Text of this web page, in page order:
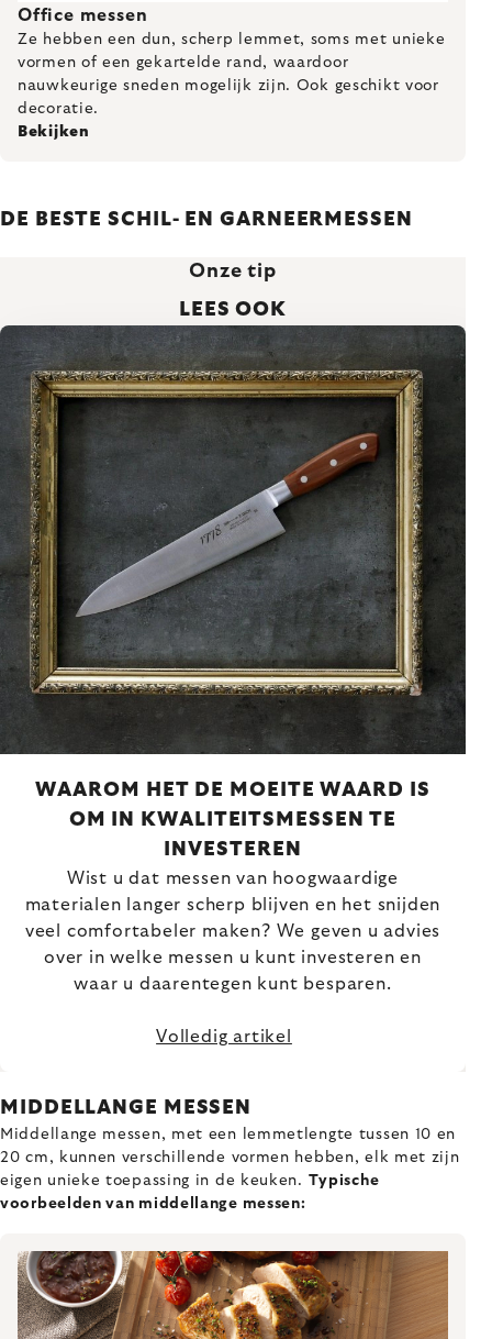
Office messen
Ze hebben een dun, scherp lemmet, soms met unieke
vormen of een gekartelde rand, waardoor
nauwkeurige sneden mogelijk zijn. Ook geschikt voor
decoratie.
Bekijken
DE BESTE SCHIL- EN GARNEERMESSEN
Onze tip
LEES OOK
WAAROM HET DE MOEITE WAARD IS
OM IN KWALITEITSMESSEN TE
INVESTEREN
Wist u dat messen van hoogwaardige
materialen langer scherp blijven en het snijden
veel comfortabeler maken? We geven u advies
over in welke messen u kunt investeren en
waar u daarentegen kunt besparen.
Volledig artikel
MIDDELLANGE MESSEN
Middellange messen, met een lemmetlengte tussen 10 en
20 cm, kunnen verschillende vormen hebben, elk met zijn
eigen unieke toepassing in de keuken. Typische
voorbeelden van middellange messen: